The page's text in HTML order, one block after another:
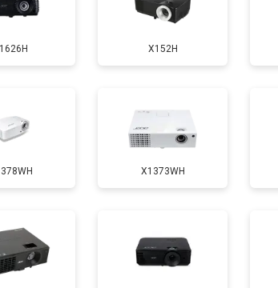
мин от 2000 ₽
мин от 1900 ₽
X152H
X1373WH